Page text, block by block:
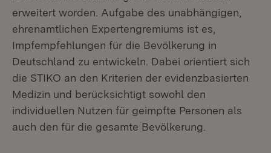
erweitert worden. Aufgabe des unabhängigen,
ehrenamtlichen Expertengremiums ist es,
Impfempfehlungen für die Bevölkerung in
Deutschland zu entwickeln. Dabei orientiert sich
die STIKO an den Kriterien der evidenzbasierten
Medizin und berücksichtigt sowohl den
individuellen Nutzen für geimpfte Personen als
auch den für die gesamte Bevölkerung.